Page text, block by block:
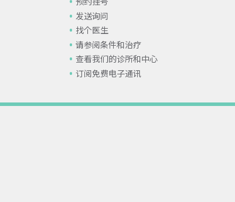
发送询问
找个医生
请参阅条件和治疗
查看我们的诊所和中心
订阅免费电子通讯